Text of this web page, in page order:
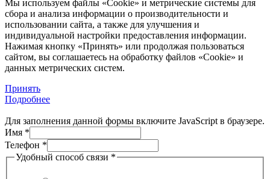
Мы используем файлы «Cookie» и метрические системы для
сбора и анализа информации о производительности и
использовании сайта, а также для улучшения и
индивидуальной настройки предоставления информации.
Нажимая кнопку «Принять» или продолжая пользоваться
сайтом, вы соглашаетесь на обработку файлов «Cookie» и
данных метрических систем.
Принять
Подробнее
Для заполнения данной формы включите JavaScript в браузере.
способ
Телефон
Удобный
Имя *
Телефон *
Удобный способ связи *